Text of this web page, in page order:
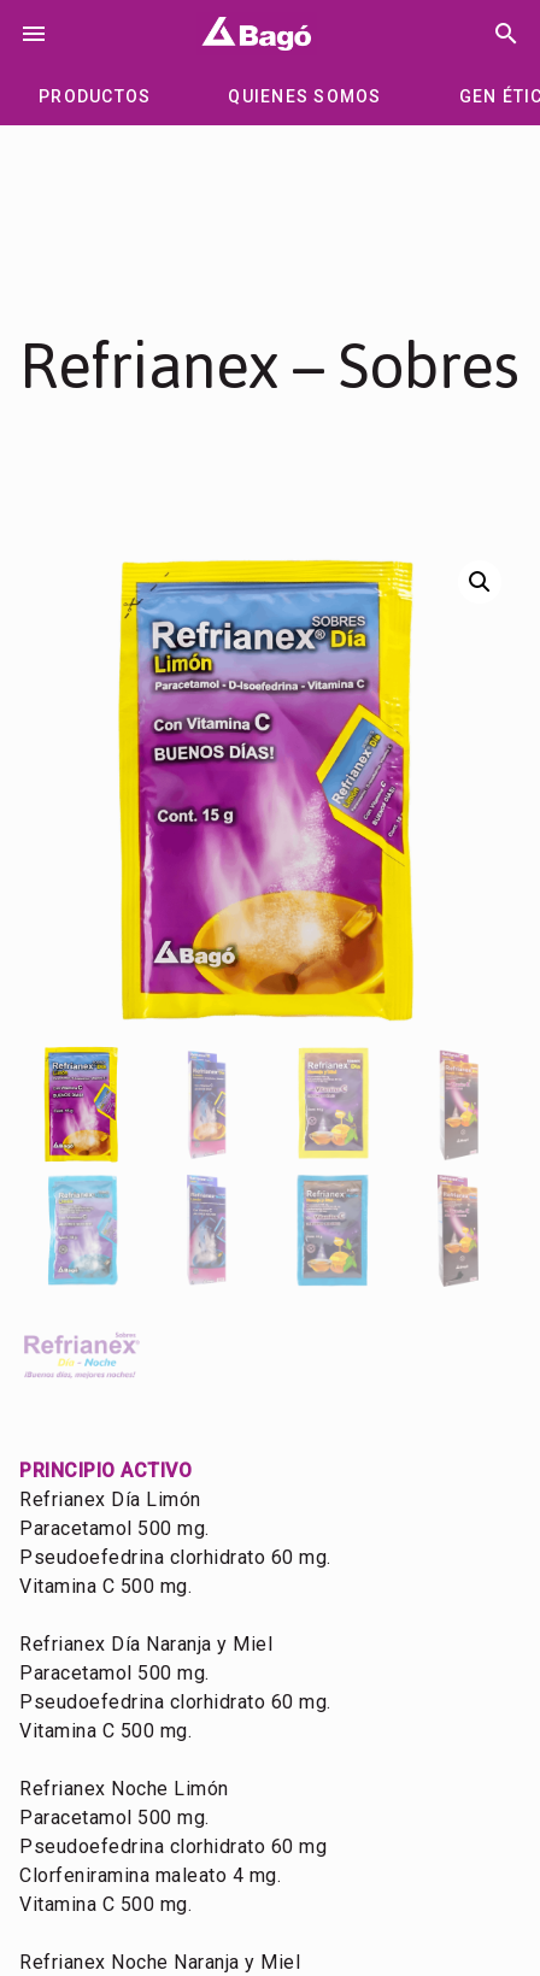
menu search
PRODUCTOS QUIENES SOMOS GEN
Refrianex – Sobres
PRINCIPIO ACTIVO
Refrianex Día Limón
Paracetamol 500 mg.
Pseudoefedrina clorhidrato 60 mg.
Vitamina C 500 mg.
Refrianex Día Naranja y Miel
Paracetamol 500 mg.
Pseudoefedrina clorhidrato 60 mg.
Vitamina C 500 mg.
Refrianex Noche Limón
Paracetamol 500 mg.
Pseudoefedrina clorhidrato 60 mg
Clorfeniramina maleato 4 mg.
Vitamina C 500 mg.
Refrianex Noche Naranja y Miel